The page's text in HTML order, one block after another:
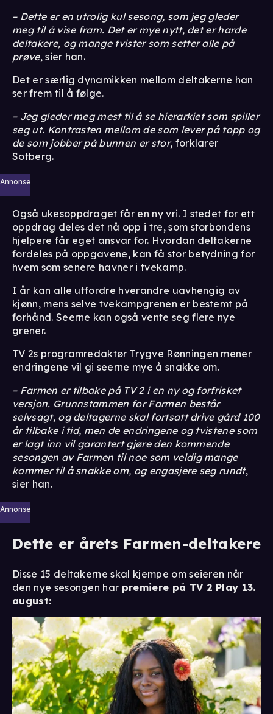
– Dette er en utrolig kul sesong, som jeg gleder
meg til å vise fram. Det er mye nytt, det er harde
deltakere, og mange tvister som setter alle på
prøve, sier han.
Det er særlig dynamikken mellom deltakerne han
ser frem til å følge.
– Jeg gleder meg mest til å se hierarkiet som spiller
seg ut. Kontrasten mellom de som lever på topp og
de som jobber på bunnen er stor, forklarer
Sotberg.
Annonse
Også ukesoppdraget får en ny vri. I stedet for ett
oppdrag deles det nå opp i tre, som storbondens
hjelpere får eget ansvar for. Hvordan deltakerne
fordeles på oppgavene, kan få stor betydning for
hvem som senere havner i tvekamp.
I år kan alle utfordre hverandre uavhengig av
kjønn, mens selve tvekampgrenen er bestemt på
forhånd. Seerne kan også vente seg flere nye
grener.
TV 2s programredaktør Trygve Rønningen mener
endringene vil gi seerne mye å snakke om.
– Farmen er tilbake på TV 2 i en ny og forfrisket
versjon. Grunnstammen for Farmen består
selvsagt, og deltagerne skal fortsatt drive gård 100
år tilbake i tid, men de endringene og tvistene som
er lagt inn vil garantert gjøre den kommende
sesongen av Farmen til noe som veldig mange
kommer til å snakke om, og engasjere seg rundt,
sier han.
Annonse
Dette er årets Farmen-deltakere
Disse 15 deltakerne skal kjempe om seieren når
den nye sesongen har premiere på TV 2 Play 13.
august: